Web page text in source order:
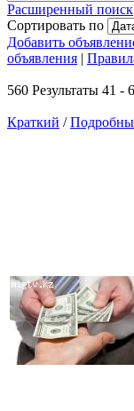
Расширенный поиск
Сортировать по
Добавить
объявления |
560 Результаты 41 -
Краткий /